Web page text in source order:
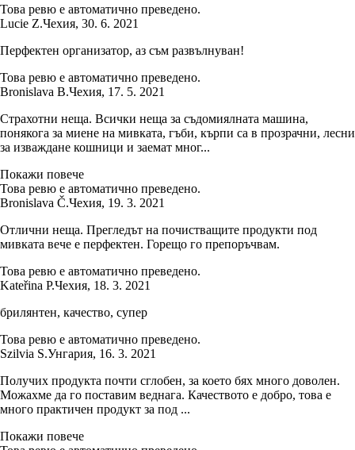
Това ревю е автоматично преведено.
Lucie Z.Чехия, 30. 6. 2021
Перфектен организатор, аз съм развълнуван!
Това ревю е автоматично преведено.
Bronislava B.Чехия, 17. 5. 2021
Страхотни неща. Всички неща за съдомиялната машина,
понякога за миене на мивката, гъби, кърпи са в прозрачни, лесни
за изваждане кошници и заемат мног...
Покажи повече
Това ревю е автоматично преведено.
Bronislava Č.Чехия, 19. 3. 2021
Отлични неща. Прегледът на почистващите продукти под
мивката вече е перфектен. Горещо го препоръчвам.
Това ревю е автоматично преведено.
Kateřina P.Чехия, 18. 3. 2021
брилянтен, качество, супер
Това ревю е автоматично преведено.
Szilvia S.Унгария, 16. 3. 2021
Получих продукта почти сглобен, за което бях много доволен.
Можахме да го поставим веднага. Качеството е добро, това е
много практичен продукт за под ...
Покажи повече